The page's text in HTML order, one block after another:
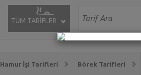
TÜM TARİFLER
Hamur İşi Tarifleri Börek Tarifleri